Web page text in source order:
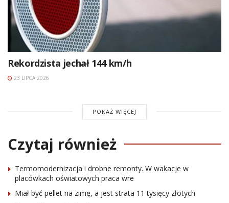
Rekordzista jechał 144 km/h
23 LIPCA 2026
POKAŻ WIĘCEJ
Czytaj również
Termomodernizacja i drobne remonty. W wakacje w
placówkach oświatowych praca wre
Miał być pellet na zimę, a jest strata 11 tysięcy złotych